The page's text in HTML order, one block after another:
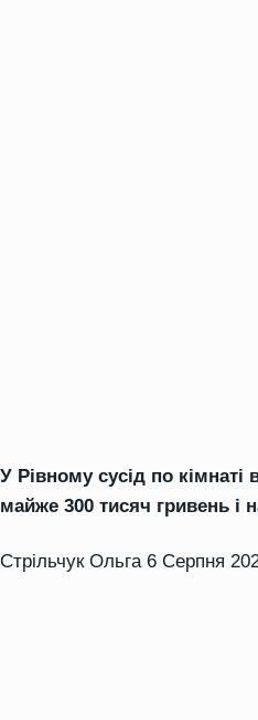
У Рівному сусід по кімнаті
майже 300 тисяч гривень і
Стрільчук Ольга 6 Серпня